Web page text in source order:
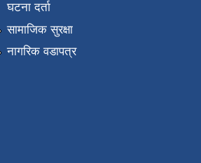
घटना दर्ता
सामाजिक सुरक्षा
नागरिक वडापत्र